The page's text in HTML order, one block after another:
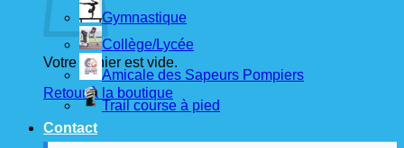
Votre panier est vide.
Retour à la boutique
Gymnastique
Collège/Lycée
Amicale des Sapeurs Pompiers
Trail course à pied
Contact